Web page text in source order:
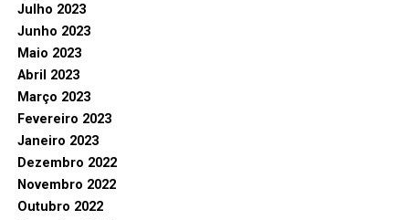
Julho 2023
Junho 2023
Maio 2023
Abril 2023
Março 2023
Fevereiro 2023
Janeiro 2023
Dezembro 2022
Novembro 2022
Outubro 2022